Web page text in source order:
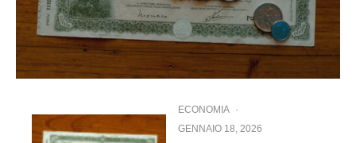
ECONOMIA ·
GENNAIO 18, 2026